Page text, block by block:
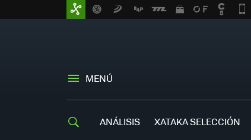
MENÚ
ANÁLISIS XATAKA SELECCIÓN